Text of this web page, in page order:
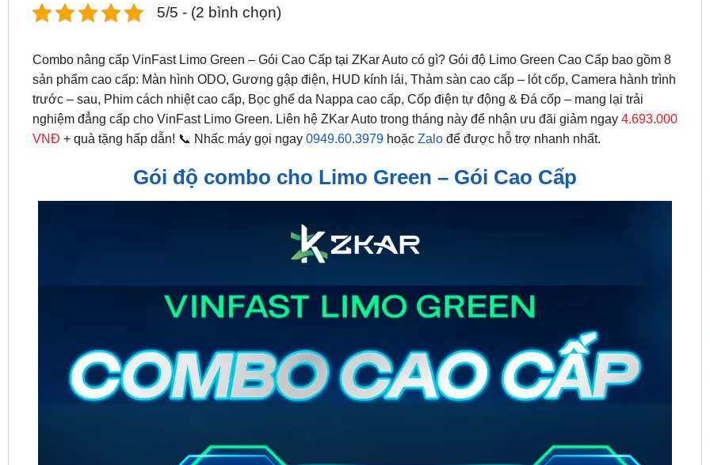
5/5 - (2 bình chọn)
Combo nâng cấp VinFast Limo Green – Gói Cao Cấp tại ZKar Auto có gì? Gói độ Limo Green Cao Cấp bao gồm 8
sản phẩm cao cấp: Màn hình ODO, Gương gập điện, HUD kính lái, Thảm sàn cao cấp – lót cốp, Camera hành trình
trước – sau, Phim cách nhiệt cao cấp, Bọc ghế da Nappa cao cấp, Cốp điện tự động & Đá cốp – mang lại trải
nghiệm đẳng cấp cho VinFast Limo Green. Liên hệ ZKar Auto trong tháng này để nhận ưu đãi giảm ngay 4.693.000
VNĐ + quà tặng hấp dẫn! 📞 Nhấc máy gọi ngay 0949.60.3979hoặc Zalođể được hỗ trợ nhanh nhất.
Gói độ combo cho Limo Green – Gói Cao Cấp